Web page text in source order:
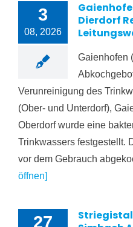
3
08, 2026
Dierdorf
Gaienhofen
Verunreinigung des
(Ober- und Unterdorf),
Oberdorf wurde eine
Trinkwassers festgestellt.
vor dem Gebrauch
öffnen]
27